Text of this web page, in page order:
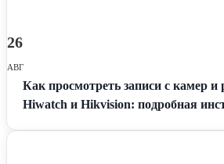
26
АВГ
Как просмотреть записи с камер и
Hiwatch и Hikvision: подробная